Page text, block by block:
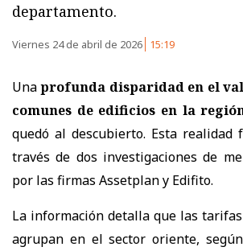
departamento.
Viernes 24 de abril de 2026 15:19
Unaprofunda disparidad en el
comunes de edificios en la
quedó al descubierto. Esta realidad
través de dos investigaciones de
por las firmas Assetplan y Edifito.
La información detalla que las
agrupan en el sector oriente,